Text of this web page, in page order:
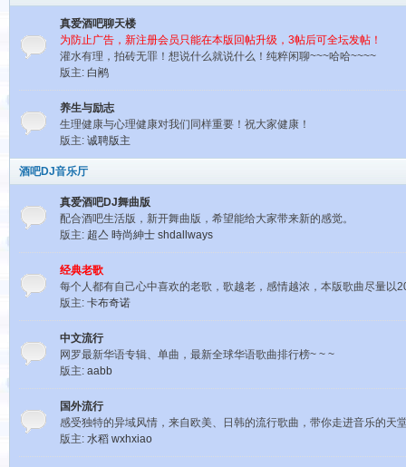
真爱酒吧聊天楼
为防止广告，新注册会员只能在本版回帖升级，3帖后可全坛发帖！
灌水有理，拍砖无罪！想说什么就说什么！纯粹闲聊~~~哈哈~~~~
版主: 白鹇
养生与励志
生理健康与心理健康对我们同样重要！祝大家健康！
版主: 诚聘版主
酒吧DJ音乐厅
真爱酒吧DJ舞曲版
配合酒吧生活版，新开舞曲版，希望能给大家带来新的感觉。
版主: 超亼 時尚紳士 shdallways
经典老歌
每个人都有自己心中喜欢的老歌，歌越老，感情越浓，本版歌曲尽量以
版主: 卡布奇诺
中文流行
网罗最新华语专辑、单曲，最新全球华语歌曲排行榜~ ~ ~
版主: aabb
国外流行
感受独特的异域风情，来自欧美、日韩的流行歌曲，带你走进音乐的天
版主: 水稻 wxhxiao